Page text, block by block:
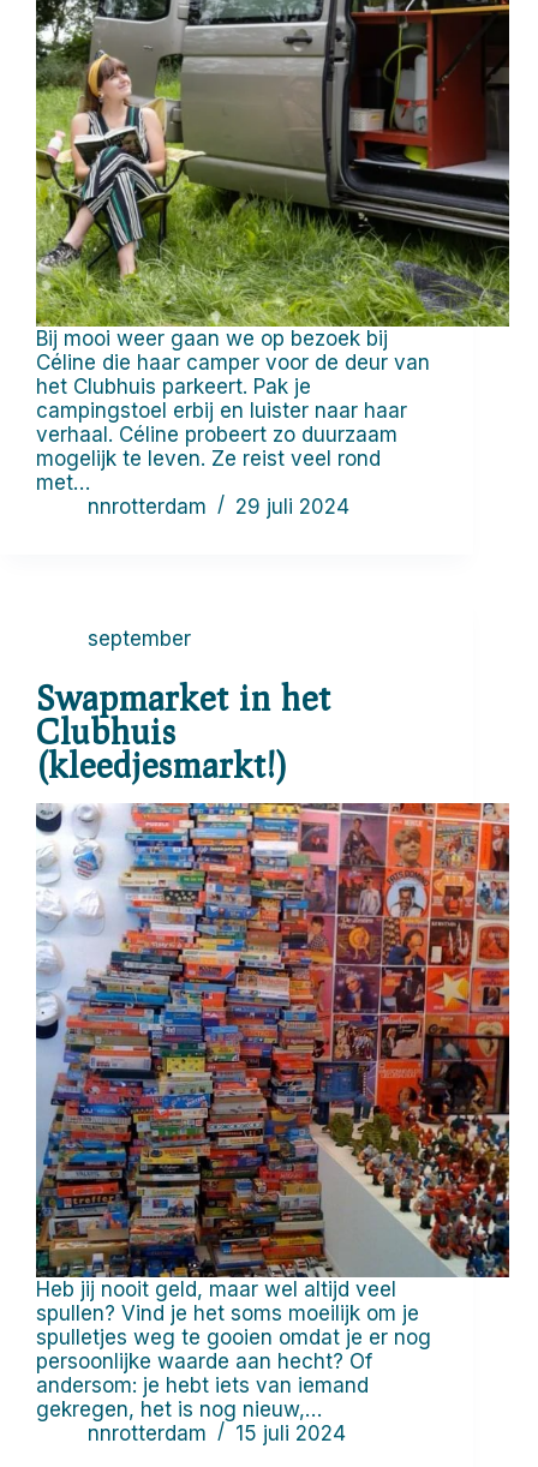
Bij mooi weer gaan we op bezoek bij
Céline die haar camper voor de deur van
het Clubhuis parkeert. Pak je
campingstoel erbij en luister naar haar
verhaal. Céline probeert zo duurzaam
mogelijk te leven. Ze reist veel rond
met…
nnrotterdam
29 juli 2024
september
Swapmarket in het
Clubhuis
(kleedjesmarkt!)
Heb jij nooit geld, maar wel altijd veel
spullen? Vind je het soms moeilijk om je
spulletjes weg te gooien omdat je er nog
persoonlijke waarde aan hecht? Of
andersom: je hebt iets van iemand
gekregen, het is nog nieuw,…
nnrotterdam
15 juli 2024